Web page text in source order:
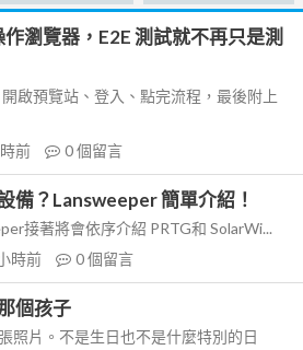
瀏覽器，E2E 測試就不再只是測
啟預覽站、登入、點完流程，最後附上
前 0個留言
備？Lansweeper 簡單介紹！
接著將會依序介紹 PRTG和 SolarWi...
時前 0個留言
個孩子
照片。不是生日也不是什麼特別的日